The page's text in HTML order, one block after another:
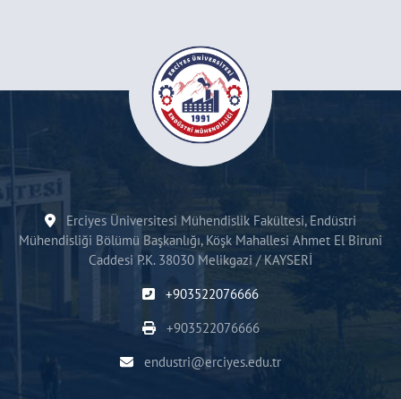
Erciyes Üniversitesi Mühendislik Fakültesi, Endüstri
Mühendisliği Bölümü Başkanlığı, Köşk Mahallesi Ahmet El Biruni
Caddesi P.K. 38030 Melikgazi / KAYSERİ
+903522076666
+903522076666
endustri@erciyes.edu.tr